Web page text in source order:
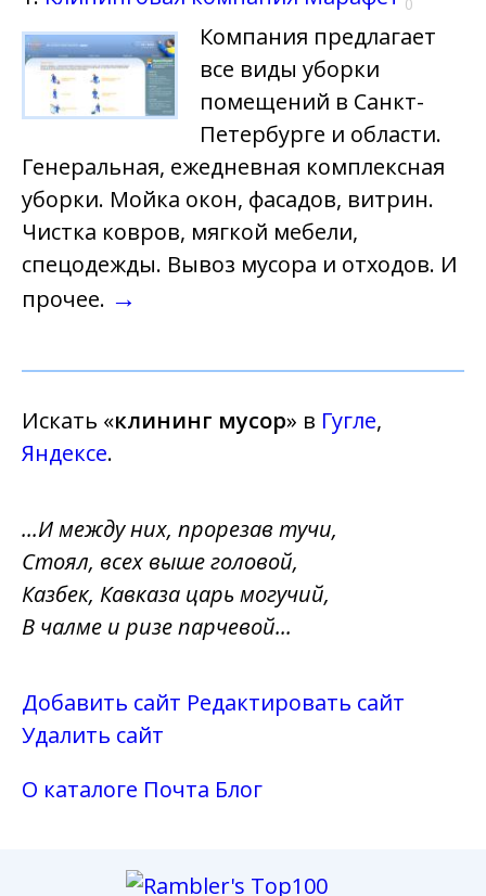
Компания предлагает
все виды уборки
помещений в Санкт-
Петербурге и области.
Генеральная, ежедневная комплексная
уборки. Мойка окон, фасадов, витрин.
Чистка ковров, мягкой мебели,
спецодежды. Вывоз мусора и отходов. И
прочее. →
Искать «клининг мусор» в Гугле,
Яндексе.
...И между них, прорезав тучи,
Стоял, всех выше головой,
Казбек, Кавказа царь могучий,
В чалме и ризе парчевой...
Добавить сайт Редактировать сайт
Удалить сайт
О каталоге Почта Блог